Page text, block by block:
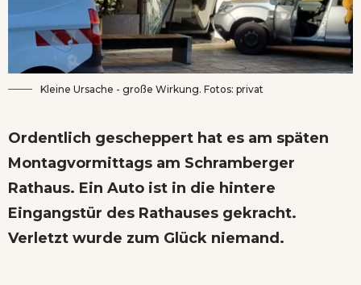
Kleine Ursache - große Wirkung. Fotos: privat
Ordentlich gescheppert hat es am späten
Montagvormittags am Schramberger
Rathaus. Ein Auto ist in die hintere
Eingangstür des Rathauses gekracht.
Verletzt wurde zum Glück niemand.